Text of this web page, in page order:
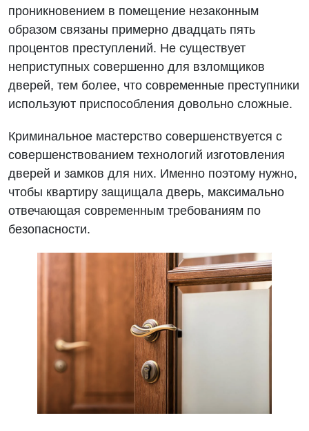
проникновением в помещение незаконным
образом связаны примерно двадцать пять
процентов преступлений. Не существует
неприступных совершенно для взломщиков
дверей, тем более, что современные преступники
используют приспособления довольно сложные.
Криминальное мастерство совершенствуется с
совершенствованием технологий изготовления
дверей и замков для них. Именно поэтому нужно,
чтобы квартиру защищала дверь, максимально
отвечающая современным требованиям по
безопасности.